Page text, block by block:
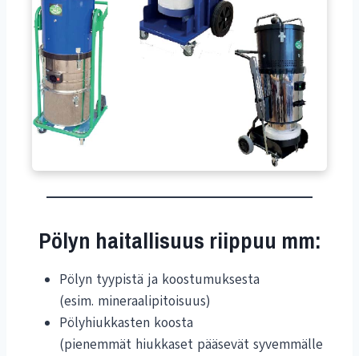
Pölyn haitallisuus riippuu mm:
Pölyn tyypistä ja koostumuksesta
(esim. mineraalipitoisuus)
Pölyhiukkasten koosta
(pienemmät hiukkaset pääsevät syvemmälle